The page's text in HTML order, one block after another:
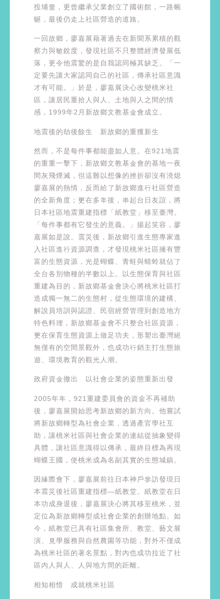
投埔里，更曾繼承父業創立了國術館，⼀路蜿
蜒，最後仍走上社區營造的道路。
一回故鄉，廖嘉展藉著過去在新聞系累積的觀
察力與敏銳度，發現社區不只整體經濟發展低
落，更令他震驚的是自我認同極其缺乏。「一
定要先讓大家認同⾃己的社區，傳承社區意識
才有可能。」於是，廖嘉展決心改變桃米社
區，讓居民重拾人與人、土地與人之間的情
感，1999年2月新故鄉文教基金會成立。
地震後的劫後餘生 新故鄉的重獲新生
然而，不是每件事都能盡如人意。在921地震
的重重一擊下，新故鄉文教基金會的基地一夜
間灰飛煙滅，但這難以想像的挫折卻沒有澆熄
廖嘉展的熱情，反而給了新故鄉進行社區營造
的全新角度；更在多年後，串起台日友誼，將
日本社區地震重建指標「紙教堂」移至臺灣。
「每件事都有它發生的意義。」揚起笑容，廖
嘉展如是說。震災後，新故鄉引進生態專家進
入社區進行資源調查，才發現桃米社區擁有豐
富的生態資源，光是蝴蝶、青蛙與蜻蛉就佔了
全台各別物種的半數以上。以生態保育與社區
重建為目的，新故鄉基金會決心將桃米社區打
造成獨一無二的生態村，從生態環境的建構、
解說員培訓與認證、民宿經營管理到創造地方
特色料理，新故鄉基金會不只整合社區資源，
更在保育生態資源上做足功夫，形塑出臺灣絕
無僅有的空間景觀外，也成功行銷主打生態旅
遊、環境教育的觀光人潮。
政府資金撤出 以社會企業的姿態重新出發
2005年年，921重建委員會的資金不再補助
後，廖嘉展開始思考新故鄉的新方向。他嘗試
將新故鄉轉型為社會企業，透過產官學社互
助，讓桃米社區與社會企業的連結從抽象變得
具體，讓社區意識得以傳承，最終目標為再現
蝴蝶王國，使桃米成為名副其實的生態城鎮。
因緣際會下，廖嘉展前往日本神戶參訪發現日
本震災後社區重建指標—紙教堂。紙教堂在日
本功成身退後，廖嘉展決心將其移至桃米，並
定位為新故鄉轉型成社會企業的創辦地點。如
今，紙教堂已具有社區集會所、教堂、藝文展
演、見學服務與自然農園等功能，對外不僅成
為桃米社區的著名景點，對內也成功拉近了社
區內人與人、人與地方間的距離。
相知相惜 成就桃米社區